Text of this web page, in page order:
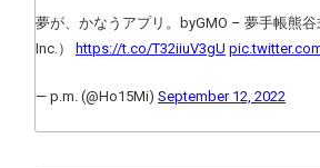
夢が、かなうアプリ。byGMO – 夢手帳熊谷
Inc.）
https://t.co/T32iiuV3gU
— p.m. (@Ho15Mi) September 12, 2022